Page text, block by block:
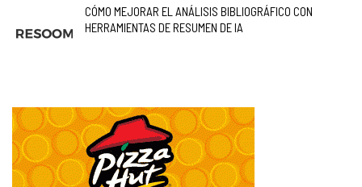
CÓMO MEJORAR EL ANÁLISIS BIBLIOGRÁFICO CON
HERRAMIENTAS DE RESUMEN DE IA